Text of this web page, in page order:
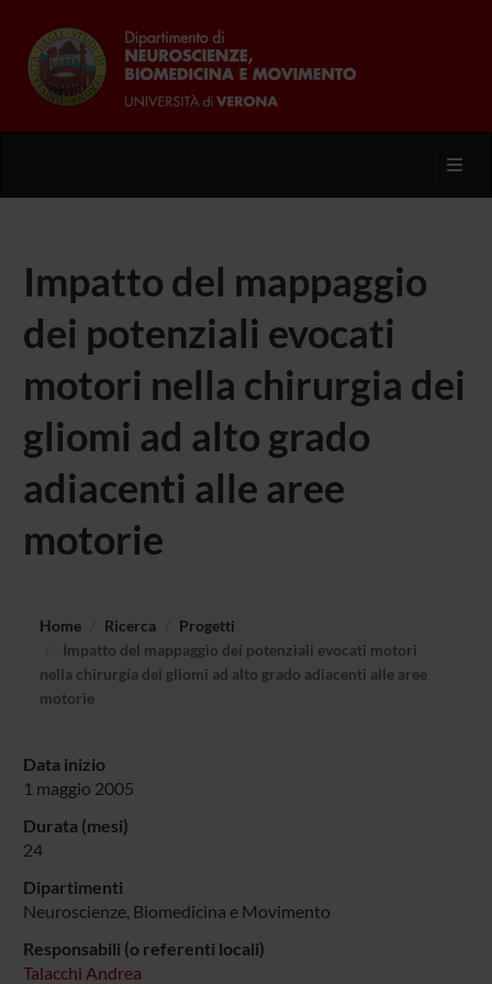
Impatto del mappaggio
dei potenziali evocati
motori nella chirurgia dei
gliomi ad alto grado
adiacenti alle aree
motorie
Home Ricerca
Progetti
Impatto del mappaggio dei potenziali evocati motori
nella chirurgia dei gliomi ad alto grado adiacenti alle aree
motorie
Data inizio
1 maggio 2005
Durata (mesi)
24
Dipartimenti
Neuroscienze, Biomedicina e Movimento
Responsabili (o referenti locali)
Talacchi Andrea